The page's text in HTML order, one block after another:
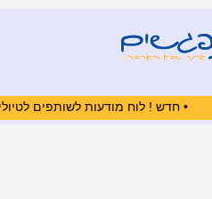
• חדש ! לוח מודעות לשותפים